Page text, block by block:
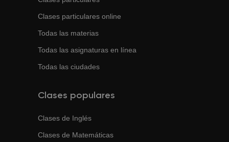
Clases particulares online
Todas las materias
Todas las asignaturas en línea
Todas las ciudades
Clases populares
Clases de Inglés
Clases de Matemáticas